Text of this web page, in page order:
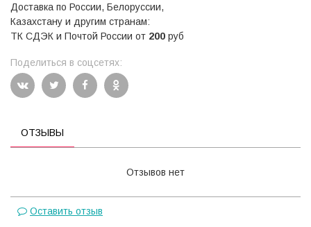
Доставка по России, Белоруссии,
Казахстану и другим странам:
ТК СДЭК и Почтой России от 200 руб
Поделиться в соцсетях:
ОТЗЫВЫ
Отзывов нет
Оставить отзыв